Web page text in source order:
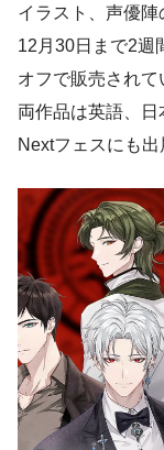
イラスト、声優陣
12月30日まで2週
オフで販売されて
両作品は英語、
Nextフェスにも出